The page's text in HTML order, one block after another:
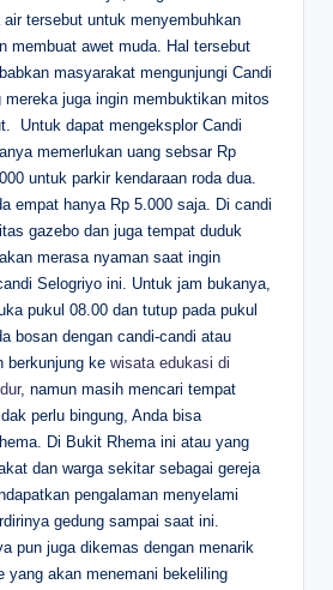
tersebut untuk menyembuhkan
membuat awet muda. Hal tersebut
masyarakat mengunjungi Candi
mereka juga ingin membuktikan mitos
Untuk dapat mengeksplor Candi
memerlukan uang sebsar Rp
untuk parkir kendaraan roda dua.
empat hanya Rp 5.000 saja. Di candi
gazebo dan juga tempat duduk
merasa nyaman saat ingin
Selogriyo ini. Untuk jam bukanya,
pukul 08.00 dan tutup pada pukul
bosan dengan candi-candi atau
berkunjung ke wisata edukasi di
, namun masih mencari tempat
perlu bingung, Anda bisa
Di Bukit Rhema ini atau yang
dan warga sekitar sebagai gereja
pengalaman menyelami
gedung sampai saat ini.
pun juga dikemas dengan menarik
yang akan menemani bekeliling